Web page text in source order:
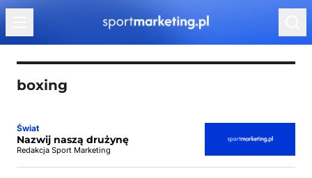
Przejdź do treści
boxing
Świat
Nazwij naszą drużynę
Redakcja Sport Marketing